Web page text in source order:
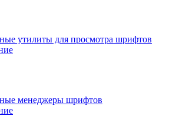
утилиты для просмотра шрифтов
менеджеры шрифтов